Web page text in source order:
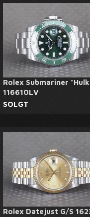
Rolex Submariner
116610LV
SOLGT
Rolex Datejust G/S